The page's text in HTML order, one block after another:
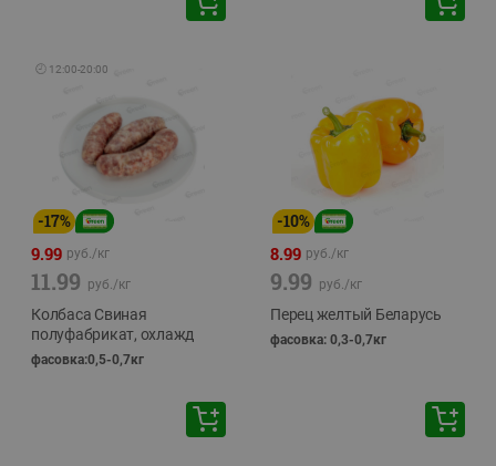
🕘 12:00-20:00
-17%
9.99 руб./кг
11.99 руб./кг
Колбаса Свиная
полуфабрикат, охлажд
фасовка:0,5-0,7кг
-10%
8.99 руб./кг
9.99 руб./кг
Перец желтый Беларусь
фасовка: 0,3-0,7кг